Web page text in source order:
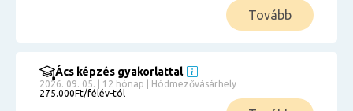
Tovább
Ács képzés gyakorlattal
2026. 09. 05. | 12 hónap | Hódmezővásárhely
275.000Ft/félév-tól